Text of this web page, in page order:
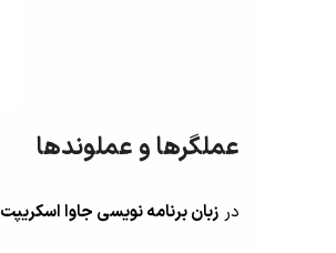
عملگرها و عملوندها
در زبان برنامه نویسی جاوا اسکریپت